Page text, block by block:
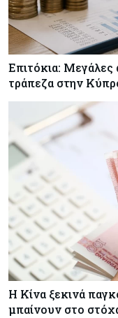
Επιτόκια: Μεγάλες
τράπεζα στην
Η Κίνα ξεκινά
μπαίνουν στο